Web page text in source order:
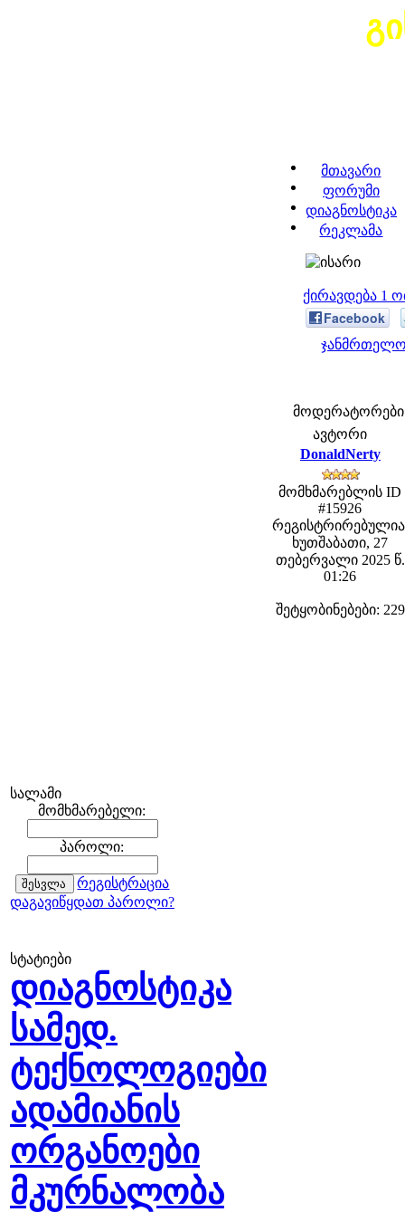
მთავარი
ფორუმი
დიაგნოსტიკა
რეკლამა
ქირავდება 1
სალამი
მომხმარებელი:
პაროლი:
რეგისტრაცია
დაგავიწყდათ პაროლი?
სტატიები
დიაგნოსტიკა
სამედ.
ტექნოლოგიები
ადამიანის
ორგანოები
მკურნალობა
Facebook
მოდერატორები:
ავტორი
DonaldNerty
მომხმარებლის ID
#15926
ხუთშაბათი, 27
თებერვალი 2025 წ.
01:26
შეტყობინებები: 229